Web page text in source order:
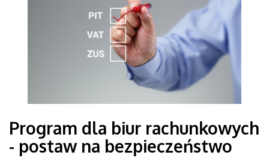
Program dla biur rachunkowych
- postaw na bezpieczeństwo